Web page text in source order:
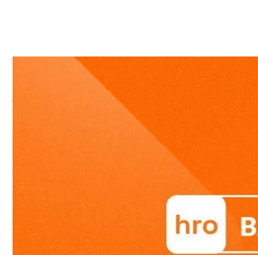
У Львові відбувся чин похорону
визнав свою провину. Українські
та вдень били по Україні дронами.
2 вересня в соборі Святого Юра у
Серед людей, які прийшли
кримськотатарського народу